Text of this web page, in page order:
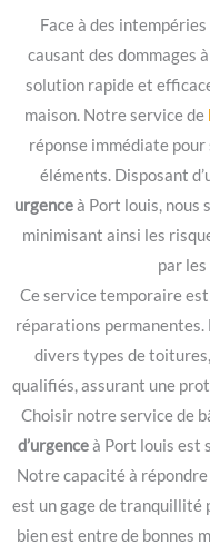
Face à des
causant des dommages
solution rapide et
maison. Notre service de
réponse immédiate
éléments. Disposant
urgenceà Port louis, nous
minimisant ainsi les
par
Ce service temporaire
réparations permanentes.
divers types de
qualifiés, assurant une
Choisir notre service de
d’urgenceà Port louis est
Notre capacité à
est un gage de tranquillité
bien est entre de bonnes